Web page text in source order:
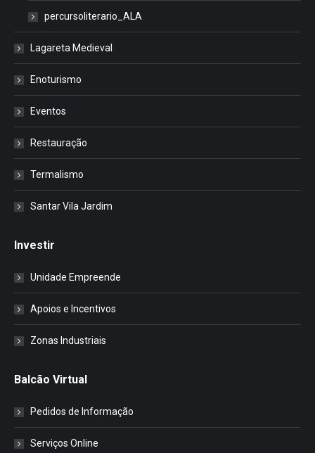
percursoliterario_ALA
Lagareta Medieval
Enoturismo
Eventos
Restauração
Termalismo
Santar Vila Jardim
Investir
Unidade Empreende
Apoios e Incentivos
Zonas Industriais
Balcão Virtual
Pedidos de Informação
Serviços Online